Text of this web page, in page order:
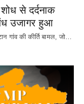
शोध से दर्दनाक
उजागर हुआ
गांव की कीर्ति बामल, जो…